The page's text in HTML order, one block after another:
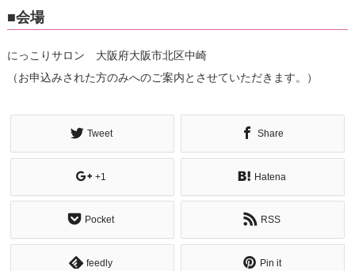
■会場
にっこりサロン 大阪府大阪市北区中崎
（お申込みされた方のみへのご案内とさせていただきます。）
Tweet Share
+1 Hatena
Pocket RSS
feedly Pin it